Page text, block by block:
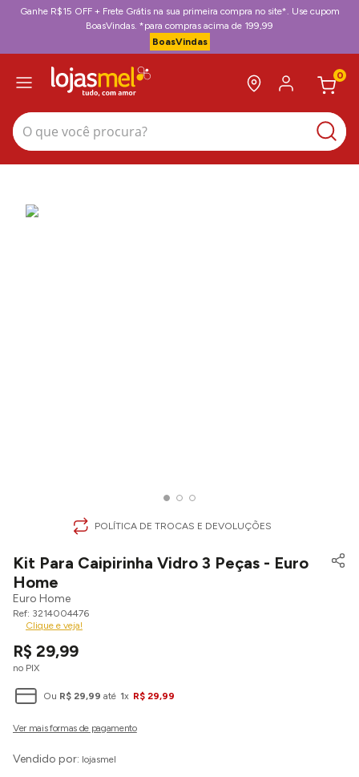
Ganhe R$15 OFF + Frete Grátis na sua primeira compra no site*. Use cupom
BoasVindas. *para compras acima de 199,99
BoasVindas
0
O que você procura?
POLÍTICA DE TROCAS E DEVOLUÇÕES
Kit Para Caipirinha Vidro 3 Peças - Euro
Home
Euro Home
3214004476
Clique e veja!
R$ 29,99
no PIX
Ou R$ 29,99 até 1x R$ 29,99
Vendido por: lojasmel